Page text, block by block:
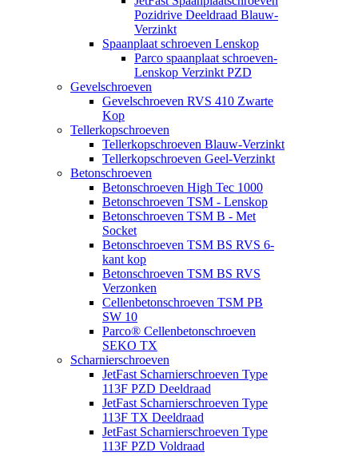
Pozidrive Deeldraad Blauw-
Verzinkt
Spaanplaat schroeven Lenskop
Parco spaanplaat schroeven-
Lenskop Verzinkt PZD
Gevelschroeven
Gevelschroeven RVS 410 Zwarte
Kop
Tellerkopschroeven
Tellerkopschroeven Blauw-Verzinkt
Tellerkopschroeven Geel-Verzinkt
Betonschroeven
Betonschroeven High Tec 1000
Betonschroeven TSM - Lenskop
Betonschroeven TSM B - Met
Socket
Betonschroeven TSM BS RVS 6-
kant kop
Betonschroeven TSM BS RVS
Verzonken
Cellenbetonschroeven TSM PB
SW 10
Parco® Cellenbetonschroeven
SEKO TX
Scharnierschroeven
JetFast Scharnierschroeven Type
113F PZD Deeldraad
JetFast Scharnierschroeven Type
113F TX Deeldraad
JetFast Scharnierschroeven Type
113F PZD Voldraad